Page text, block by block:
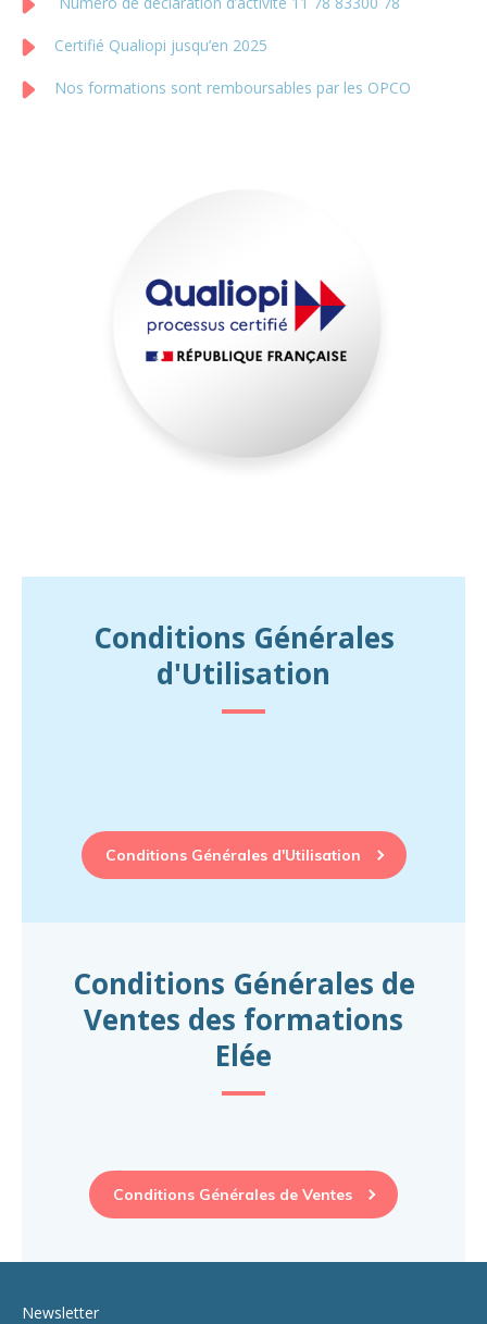
Certifié Qualiopi jusqu’en 2025
Nos formations sont remboursables par les OPCO
Conditions Générales
d'Utilisation
Conditions Générales d'Utilisation
Conditions Générales de
Ventes des formations
Elée
Conditions Générales de Ventes
Newsletter